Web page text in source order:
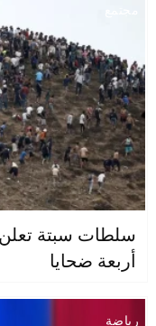
أربعة ضحايا
رياضة